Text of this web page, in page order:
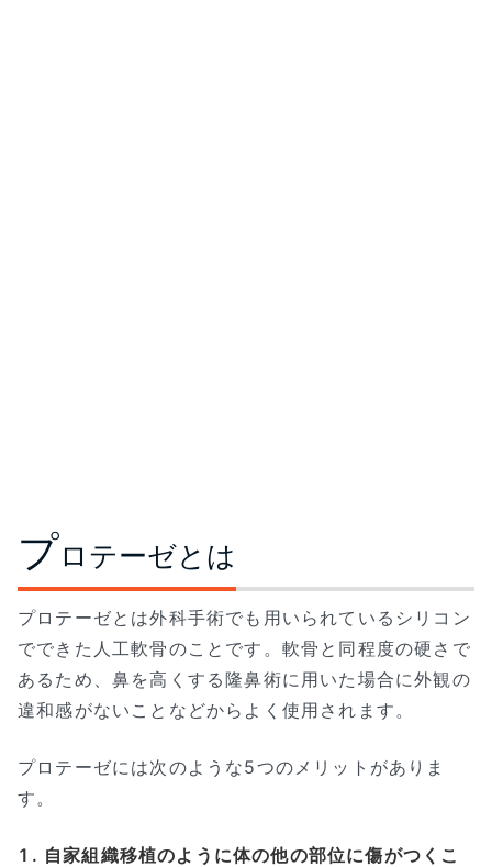
プロテーゼとは
プロテーゼとは外科手術でも用いられているシリコン
でできた人工軟骨のことです。軟骨と同程度の硬さで
あるため、鼻を高くする隆鼻術に用いた場合に外観の
違和感がないことなどからよく使用されます。
プロテーゼには次のような5つのメリットがありま
す。
自家組織移植のように体の他の部位に傷がつくこ